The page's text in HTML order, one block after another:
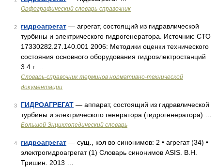
Орфографический словарь-справочник
2 гидроагрегат — агрегат, состоящий из гидравлической
турбины и электрического гидрогенератора. Источник: СТО
17330282.27.140.001 2006: Методики оценки технического
состояния основного оборудования гидроэлектростанций
3.4 г …
Словарь-справочник терминов нормативно-технической
документации
3 ГИДРОАГРЕГАТ — аппарат, состоящий из гидравлической
турбины и электрического генератора (гидрогенератора) …
Большой Энциклопедический словарь
4 гидроагрегат — сущ., кол во синонимов: 2 • агрегат (34) •
электрогидроагрегат (1) Словарь синонимов ASIS. В.Н.
Тришин. 2013 …